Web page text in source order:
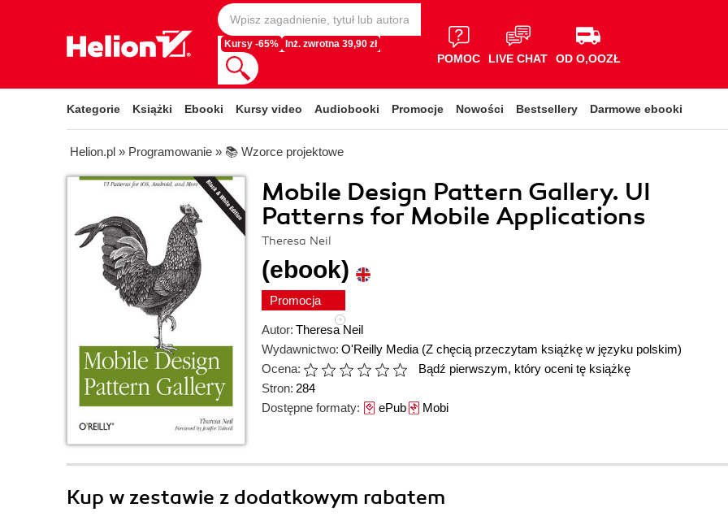
Kursy -65% Inż. zwrotna 39,90 zł
POMOC LIVE CHAT OD O,OOZŁ
Kategorie Książki Ebooki Kursy video Audiobooki Promocje Nowości Bestsellery Darmowe ebooki
Helion.pl » Programowanie » 📚 Wzorce projektowe
Mobile Design Pattern Gallery. UI
Patterns for Mobile Applications
Theresa Neil
(ebook)
Promocja
Autor: Theresa Neil
Wydawnictwo: O'Reilly Media (Z chęcią przeczytam książkę w języku polskim)
Ocena:
Bądź pierwszym, który oceni tę książkę
Stron: 284
Dostępne formaty: ePubMobi
Kup w zestawie z dodatkowym rabatem